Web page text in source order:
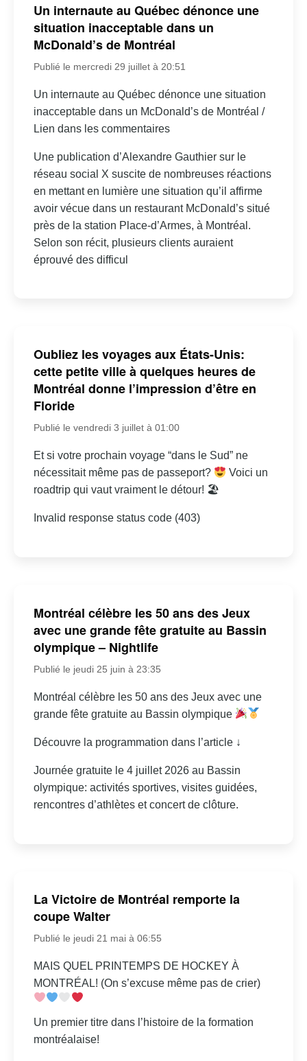
Un internaute au Québec dénonce une
situation inacceptable dans un
McDonald’s de Montréal
Publié le mercredi 29 juillet à 20:51
Un internaute au Québec dénonce une situation
inacceptable dans un McDonald’s de Montréal /
Lien dans les commentaires
Une publication d’Alexandre Gauthier sur le
réseau social X suscite de nombreuses réactions
en mettant en lumière une situation qu’il affirme
avoir vécue dans un restaurant McDonald’s situé
près de la station Place-d’Armes, à Montréal.
Selon son récit, plusieurs clients auraient
éprouvé des difficul
Oubliez les voyages aux États-Unis:
cette petite ville à quelques heures de
Montréal donne l’impression d’être en
Floride
Publié le vendredi 3 juillet à 01:00
Et si votre prochain voyage “dans le Sud” ne
nécessitait même pas de passeport?
Voici un
roadtrip qui vaut vraiment le détour! 🏖
Invalid response status code (403)
Montréal célèbre les 50 ans des Jeux
avec une grande fête gratuite au Bassin
olympique – Nightlife
Publié le jeudi 25 juin à 23:35
Montréal célèbre les 50 ans des Jeux avec une
grande fête gratuite au Bassin olympique
Découvre la programmation dans l’article ↓
Journée gratuite le 4 juillet 2026 au Bassin
olympique: activités sportives, visites guidées,
rencontres d’athlètes et concert de clôture.
La Victoire de Montréal remporte la
coupe Walter
Publié le jeudi 21 mai à 06:55
MAIS QUEL PRINTEMPS DE HOCKEY À
MONTRÉAL! (On s’excuse même pas de crier)
Un premier titre dans l’histoire de la formation
montréalaise!